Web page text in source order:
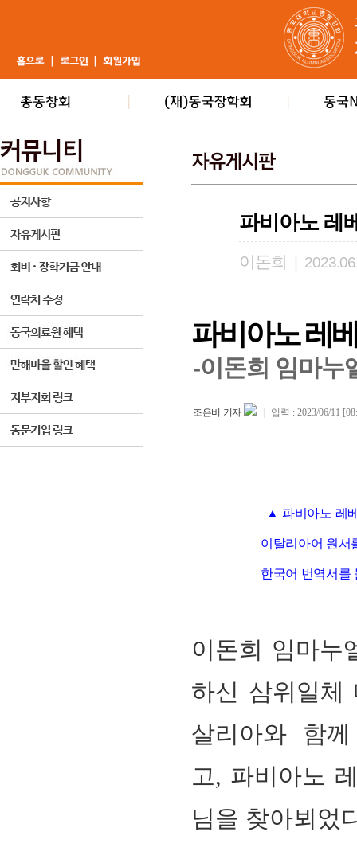
파비아노 레
이돈희
파비아노 레
-이돈희 임마누
조은비 기자 입력 : 2023/06/11
▲ 파비아노 레
이탈리아어 원서
한국어 번역서
이돈희 임마
하신 삼위일체
살리아와 함
고, 파비아노
님을 찾아뵈었